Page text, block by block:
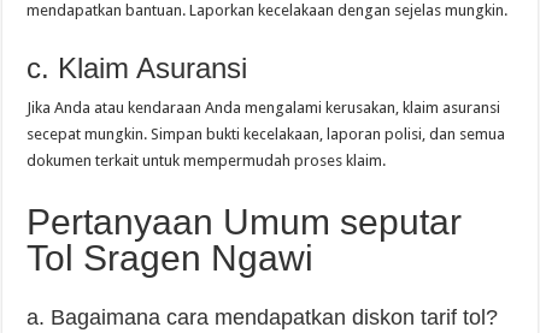
mendapatkan bantuan. Laporkan kecelakaan dengan sejelas mungkin.
c. Klaim Asuransi
Jika Anda atau kendaraan Anda mengalami kerusakan, klaim asuransi
secepat mungkin. Simpan bukti kecelakaan, laporan polisi, dan semua
dokumen terkait untuk mempermudah proses klaim.
Pertanyaan Umum seputar
Tol Sragen Ngawi
a. Bagaimana cara mendapatkan diskon tarif tol?